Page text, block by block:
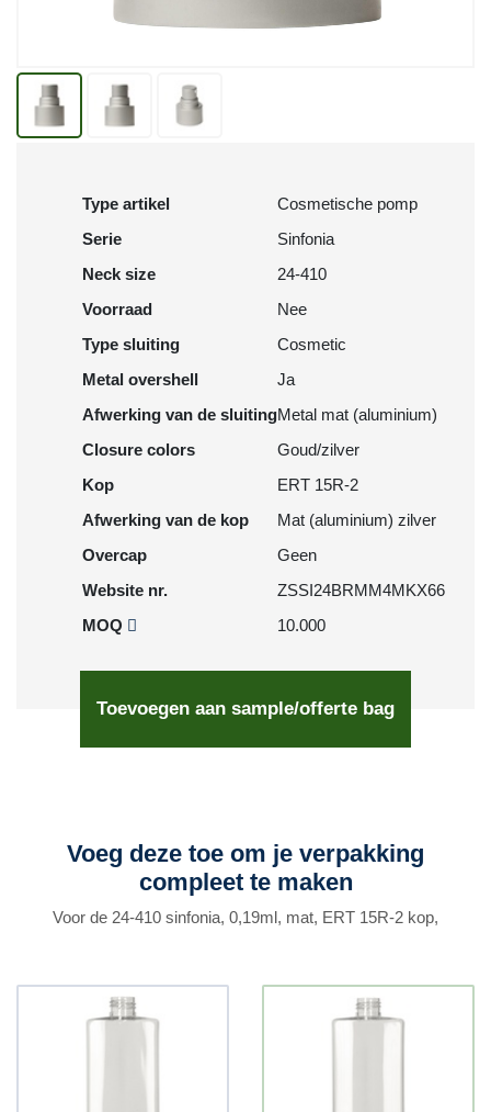
Type artikel
Cosmetische pomp
Serie
Sinfonia
Neck size
24-410
Voorraad
Nee
Type sluiting
Cosmetic
Metal overshell
Ja
Afwerking van de sluitingMetal mat (aluminium)
Closure colors
Goud/zilver
Kop
ERT 15R-2
Afwerking van de kop
Mat (aluminium) zilver
Overcap
Geen
Website nr.
ZSSI24BRMM4MKX66
MOQ
10.000
Toevoegen aan sample/offerte bag
Voeg deze toe om je verpakking
compleet te maken
Voor de 24-410 sinfonia, 0,19ml, mat, ERT 15R-2 kop,